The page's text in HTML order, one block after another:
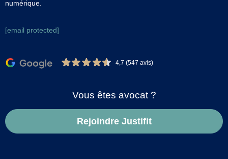
numérique.
[email protected]
4,7 (547 avis)
Vous êtes avocat ?
Rejoindre Justifit